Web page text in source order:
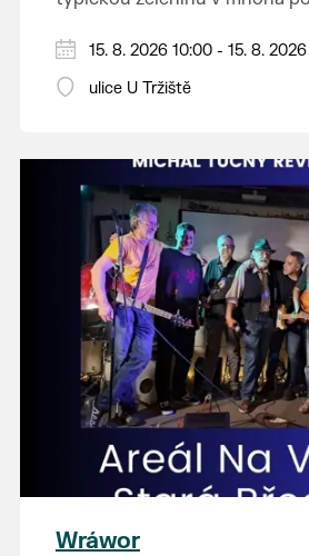
Swingalia.
Vstup volný.
15. 8. 2026 10:00 - 15. 8.
ulice U Tržiště
Wráwor